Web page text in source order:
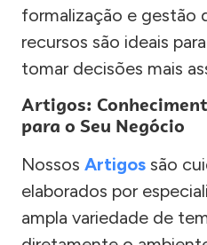
formalização e gestão
recursos são ideais
tomar decisões mais
Artigos:
para o Seu Negócio
Nossos Artigos são
elaborados por
ampla variedade de